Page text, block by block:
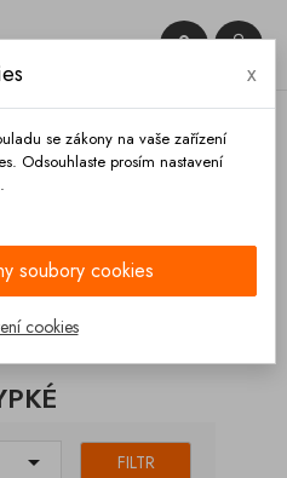


 FILTR
x
se zákony na vaše zařízení
Odsouhlaste prosím nastavení
soubory cookies
cookies